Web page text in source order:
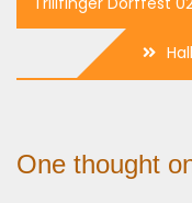
One thought